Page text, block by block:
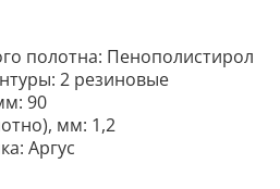
полотна: Пенополистирол
2 резиновые
90
мм: 1,2
Аргус